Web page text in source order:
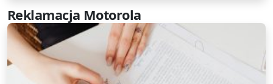
Reklamacja Motorola